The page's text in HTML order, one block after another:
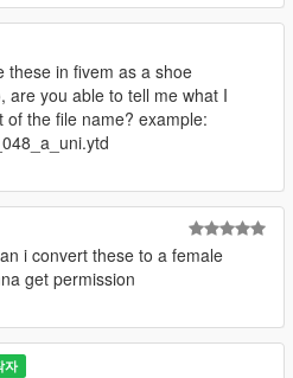
these in fivem as a shoe
are you able to tell me what I
of the file name? example:
i convert these to a female
get permission
자